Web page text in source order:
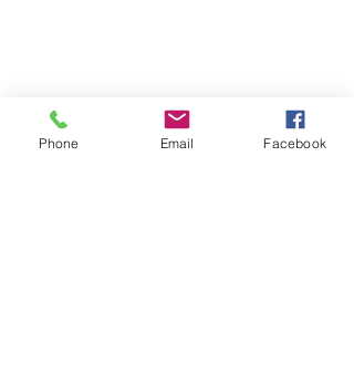
Phone Email Facebook